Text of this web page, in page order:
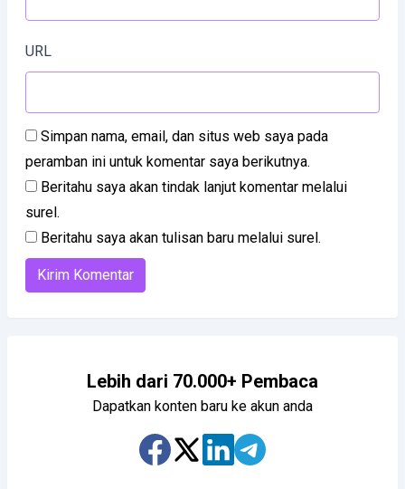
URL
Simpan nama, email, dan situs web saya pada
peramban ini untuk komentar saya berikutnya.
Beritahu saya akan tindak lanjut komentar melalui
surel.
Beritahu saya akan tulisan baru melalui surel.
Lebih dari 70.000+ Pembaca
Dapatkan konten baru ke akun anda